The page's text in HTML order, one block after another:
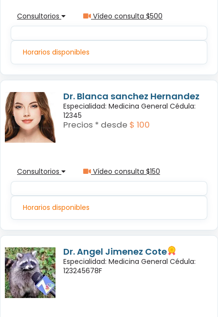
Consultorios Vídeo consulta $500
Horarios disponibles
Dr. Blanca sanchez Hernandez
Especialidad: Medicina General Cédula:
12345
Precios * desde $ 100
Consultorios Vídeo consulta $150
Horarios disponibles
Dr. Angel Jimenez Cote
Especialidad: Medicina General Cédula:
123245678F